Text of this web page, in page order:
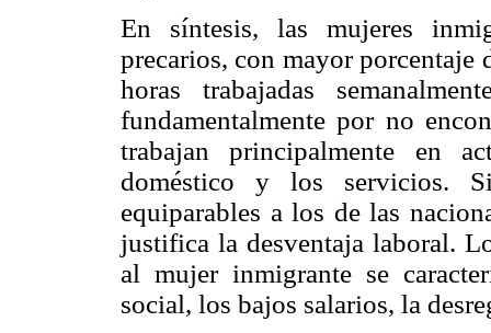
En síntesis, las mujeres
precarios, con mayor porcentaje
horas trabajadas
fundamentalmente por no
trabajan principalmente en
doméstico y los servicios.
equiparables a los de las
justifica la desventaja laboral.
al mujer inmigrante se
social, los bajos salarios, la